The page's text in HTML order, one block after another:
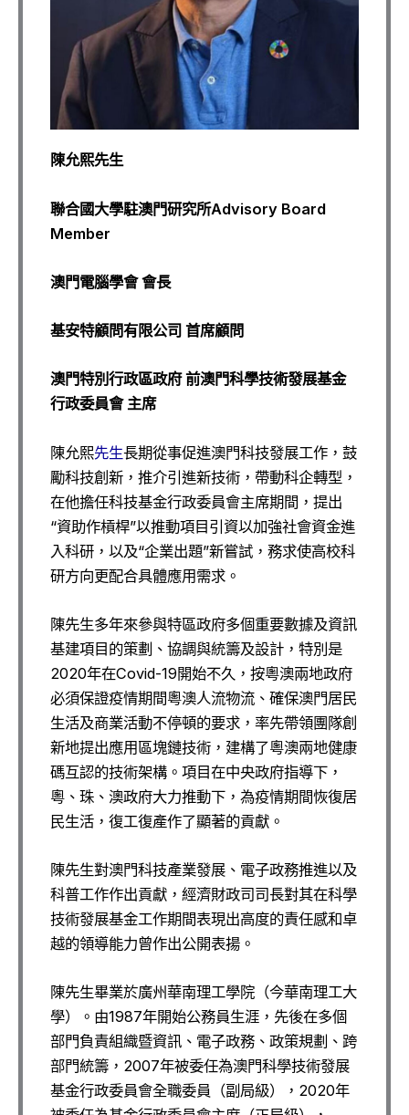
陳允熙先生
聯合國大學駐澳門研究所Advisory Board
Member
澳門電腦學會會長
基安特顧問有限公司 首席顧問
澳門特別行政區政府前澳門科學技術發展基金
行政委員會 主席
陳允熙先生長期從事促進澳門科技發展工作，鼓
勵科技創新，推介引進新技術，帶動科企轉型，
在他擔任科技基金行政委員會主席期間，提出
“資助作槓桿”以推動項目引資以加強社會資金進
入科研，以及“企業出題”新嘗試，務求使高校科
研方向更配合具體應用需求。
陳先生多年來參與特區政府多個重要數據及資訊
基建項目的策劃、協調與統籌及設計，特別是
2020年在Covid-19開始不久，按粵澳兩地政府
必須保證疫情期間粵澳人流物流、確保澳門居民
生活及商業活動不停頓的要求，率先帶領團隊創
新地提出應用區塊鏈技術，建構了粵澳兩地健康
碼互認的技術架構。項目在中央政府指導下，
粵、珠、澳政府大力推動下，為疫情期間恢復居
民生活，復工復產作了顯著的貢獻。
陳先生對澳門科技產業發展、電子政務推進以及
科普工作作出貢獻，經濟財政司司長對其在科學
技術發展基金工作期間表現出高度的責任感和卓
越的領導能力曾作出公開表揚。
陳先生畢業於廣州華南理工學院（今華南理工大
學）。由1987年開始公務員生涯，先後在多個
部門負責組織暨資訊、電子政務、政策規劃、跨
部門統籌，2007年被委任為澳門科學技術發展
基金行政委員會全職委員（副局級），2020年